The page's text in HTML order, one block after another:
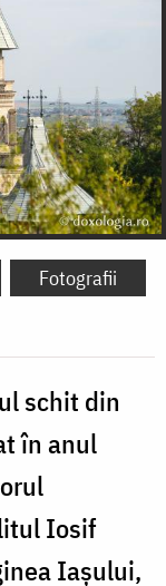
Fotografii
schit din
în anul
Iosif
Iașului,